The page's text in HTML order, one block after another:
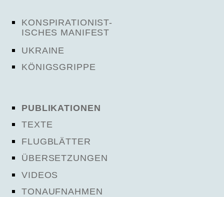
KONSPIRATIONIST-
ISCHES MANIFEST
UKRAINE
KÖNIGSGRIPPE
PUBLIKATIONEN
TEXTE
FLUGBLÄTTER
ÜBERSETZUNGEN
VIDEOS
TONAUFNAHMEN